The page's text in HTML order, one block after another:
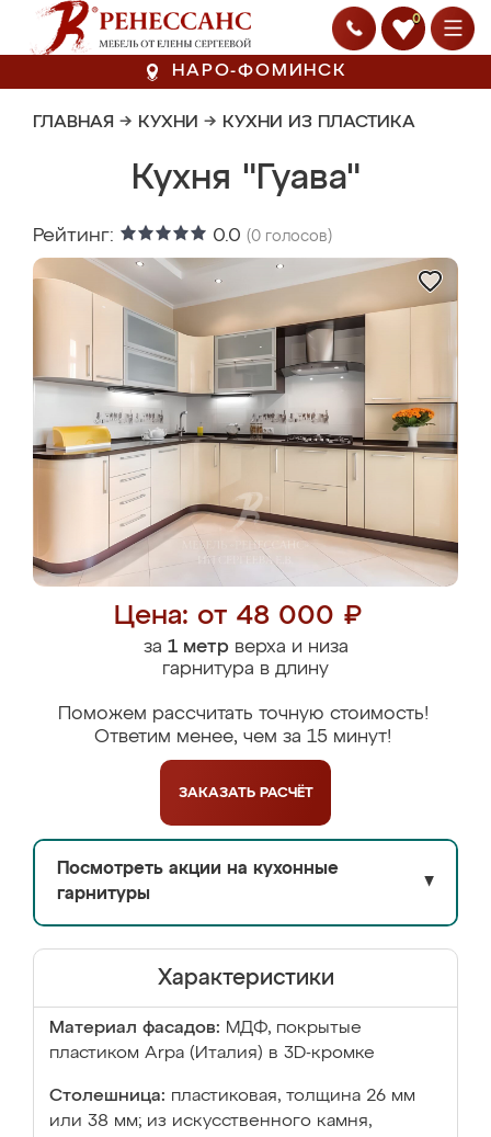
0
НАРО-ФОМИНСК
ГЛАВНАЯ → КУХНИ → КУХНИ ИЗ ПЛАСТИКА
Кухня "Гуава"
Рейтинг: 0.0 (0 голосов)
Цена: от 48 000 ₽
за 1 метрверха и низа
гарнитура в длину
Поможем рассчитать точную стоимость!
Ответим менее, чем за 15 минут!
ЗАКАЗАТЬ РАСЧЁТ
Посмотреть акции на кухонные
гарнитуры
▼
Характеристики
Материал фасадов: МДФ, покрытые
пластиком Arpa (Италия) в 3D-кромке
Столешница: пластиковая, толщина 26 мм
или 38 мм; из искусственного камня,